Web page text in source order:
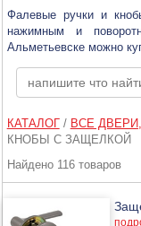
Фалевые ручки и
нажимным и
Альметьевске можно
КАТАЛОГ/ ВСЕ
КНОБЫ С ЗАЩЕЛКОЙ
Найдено 116 товаров